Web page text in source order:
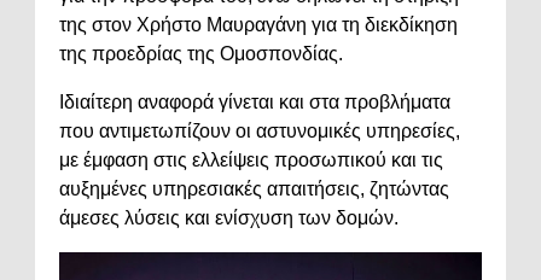
της στον Χρήστο Μαυραγάνη για τη διεκδίκηση
της προεδρίας της Ομοσπονδίας.
Ιδιαίτερη αναφορά γίνεται και στα προβλήματα
που αντιμετωπίζουν οι αστυνομικές υπηρεσίες,
με έμφαση στις ελλείψεις προσωπικού και τις
αυξημένες υπηρεσιακές απαιτήσεις, ζητώντας
άμεσες λύσεις και ενίσχυση των δομών.